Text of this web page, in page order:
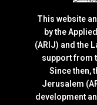
This website
by the
(ARIJ) and the
support from
Since then,
Jerusalem
development